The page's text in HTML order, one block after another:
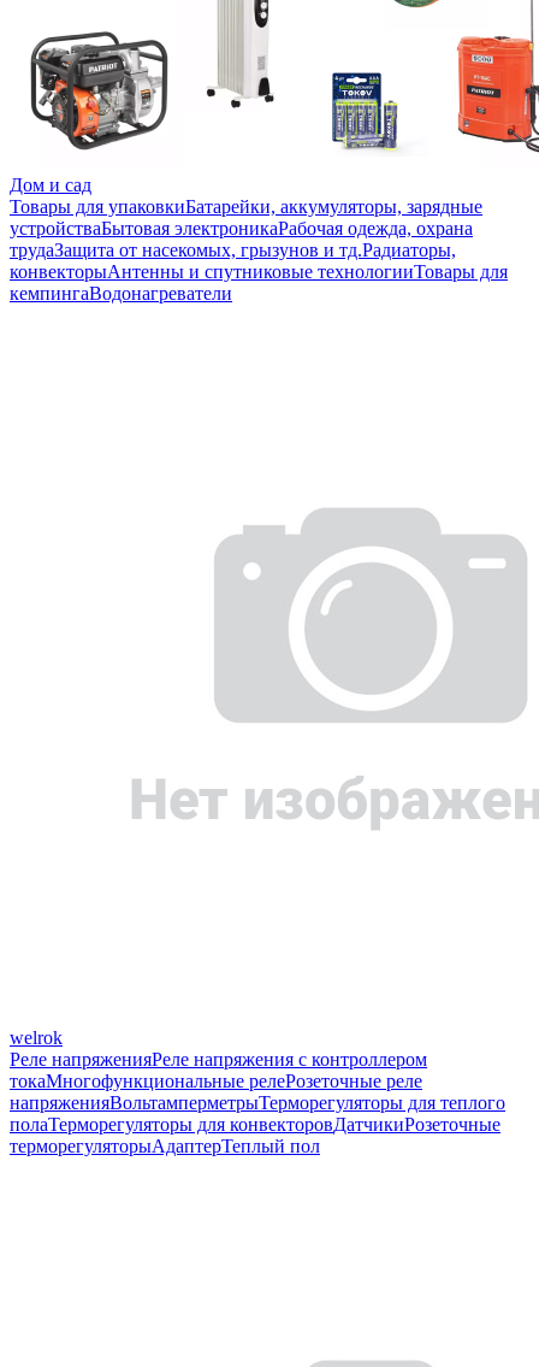
Дом и сад
Товары для упаковкиБатарейки, аккумуляторы, зарядные
устройстваБытовая электроникаРабочая одежда, охрана
трудаЗащита от насекомых, грызунов и тд.Радиаторы,
конвекторыАнтенны и спутниковые технологииТовары для
кемпингаВодонагреватели
welrok
Реле напряженияРеле напряжения с контроллером
токаМногофункциональные релеРозеточные реле
напряженияВольтамперметрыТерморегуляторы для теплого
полаТерморегуляторы для конвекторовДатчикиРозеточные
терморегуляторыАдаптерТеплый пол